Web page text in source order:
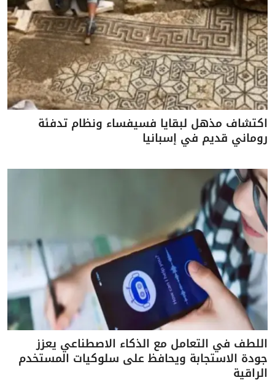
اكتشاف مذهل لبقايا فسيفساء ونظام تدفئة
روماني قديم في إسبانيا
اللطف في التعامل مع الذكاء الاصطناعي يعزز
جودة الاستجابة ويحافظ على سلوكيات المستخدم
الراقية